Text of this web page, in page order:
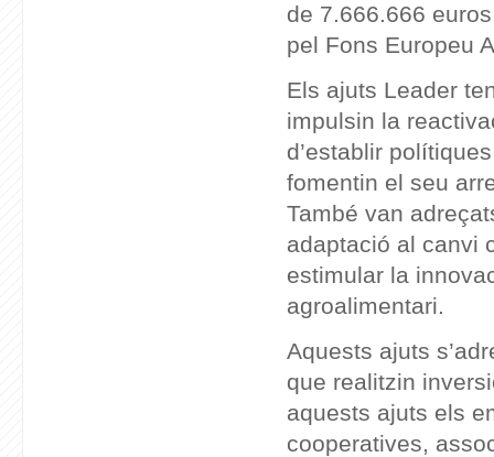
de 7.666.666
pel Fons Europeu
Els ajuts Leader
impulsin la
d’establir
fomentin el seu
També van
adaptació al canvi
estimular la
agroalimentari.
Aquests ajuts
que realitzin
aquests ajuts els
cooperatives,